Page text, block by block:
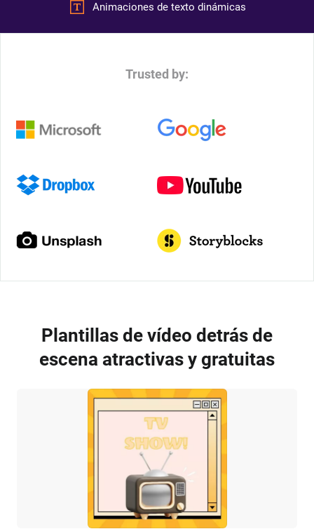
Animaciones de texto dinámicas
Trusted by:
Plantillas de vídeo detrás de
escena atractivas y gratuitas